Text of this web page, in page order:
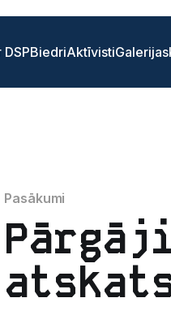
DSPBiedriAktīvistiGalerijas
Pasākumi